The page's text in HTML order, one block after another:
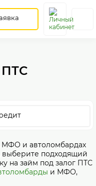
ПТС
МФО и автоломбардах
подходящий
на займ под залог ПТС
и МФО,